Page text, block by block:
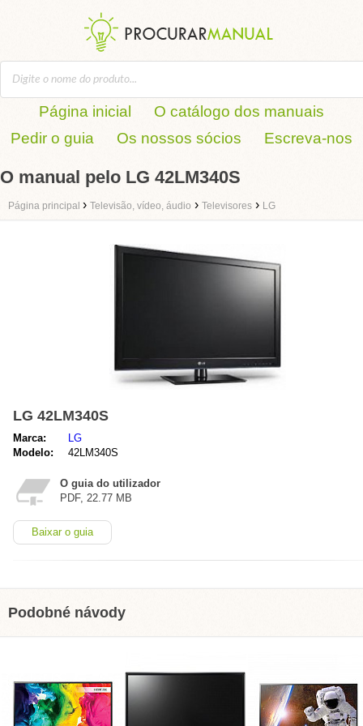
Página inicial
O catálogo dos manuais
Pedir o guia
Os nossos sócios Escreva-nos
O manual pelo LG 42LM340S
Página principal › Televisão, vídeo, áudio › Televisores › LG
LG 42LM340S
Marca:
LG
Modelo:
42LM340S
O guia do utilizador
PDF, 22.77 MB
Baixar o guia
Podobné návody